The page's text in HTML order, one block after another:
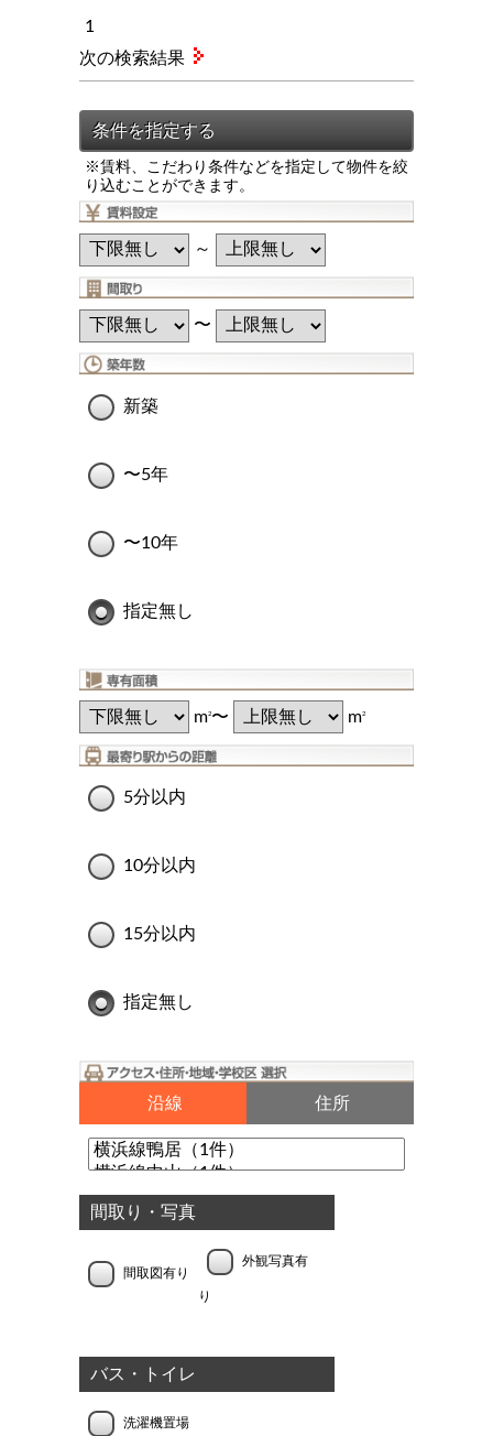
※賃料、こだわり条件などを指定して物件を絞
り込むことができます。
～
〜
新築
〜5年
〜10年
指定無し
m2〜 m2
5分以内
10分以内
15分以内
指定無し
沿線 住所
間取り・写真
間取図有り
外観写真有
り
バス・トイレ
洗濯機置場
1